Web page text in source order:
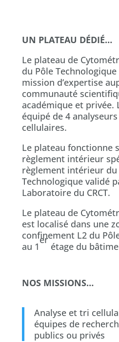
UN PLATEAU DÉDIÉ…
Le plateau de
du Pôle
mission d’expertise
communauté
académique et privée.
équipé de 4
cellulaires.
Le plateau fonctionne
règlement intérieur
règlement intérieur du
Technologique validé
Laboratoire du CRCT.
Le plateau de
est localisé dans une
confinement L2 du
au 1
er
étage du
NOS MISSIONS…
Analyse et tri
équipes de
publics ou privés